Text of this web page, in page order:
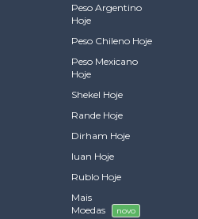
Peso Argentino
Hoje
Peso Chileno Hoje
Peso Mexicano
Hoje
Shekel Hoje
Rande Hoje
Dirham Hoje
Iuan Hoje
Rublo Hoje
Mais
Moedas
novo